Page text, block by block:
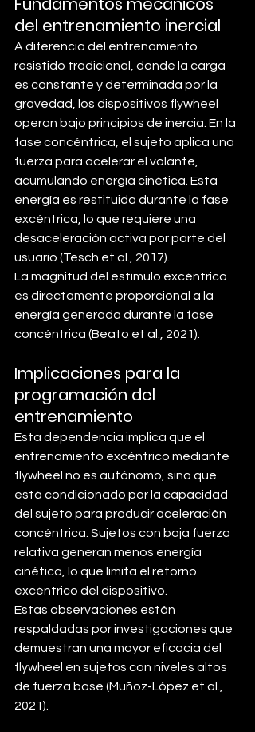
del entrenamiento inercial
A diferencia del entrenamiento
resistido tradicional, donde la carga
es constante y determinada por la
gravedad, los dispositivos flywheel
operan bajo principios de inercia. En la
fase concéntrica, el sujeto aplica una
fuerza para acelerar el volante,
acumulando energía cinética. Esta
energía es restituida durante la fase
excéntrica, lo que requiere una
desaceleración activa por parte del
usuario (Tesch et al., 2017).
La magnitud del estímulo excéntrico
es directamente proporcional a la
energía generada durante la fase
concéntrica (Beato et al., 2021).
Implicaciones para la
programación del
entrenamiento
Esta dependencia implica que el
entrenamiento excéntrico mediante
flywheel no es autónomo, sino que
está condicionado por la capacidad
del sujeto para producir aceleración
concéntrica. Sujetos con baja fuerza
relativa generan menos energía
cinética, lo que limita el retorno
excéntrico del dispositivo.
Estas observaciones están
respaldadas por investigaciones que
demuestran una mayor eficacia del
flywheel en sujetos con niveles altos
de fuerza base (Muñoz-López et al.,
2021).